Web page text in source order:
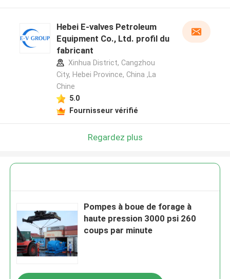
Hebei E-valves Petroleum
Equipment Co., Ltd. profil du
fabricant
Xinhua District, Cangzhou
City, Hebei Province, China ,La
Chine
5.0
Fournisseur vérifié
Regardez plus
Pompes à boue de forage à
haute pression 3000 psi 260
coups par minute